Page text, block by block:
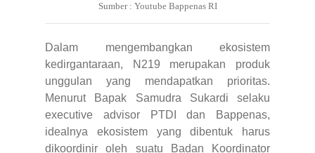
Sumber : Youtube Bappenas RI
Dalam mengembangkan ekosistem
kedirgantaraan, N219 merupakan produk
unggulan yang mendapatkan prioritas.
Menurut Bapak Samudra Sukardi selaku
executive advisor PTDI dan Bappenas,
idealnya ekosistem yang dibentuk harus
dikoordinir oleh suatu Badan Koordinator